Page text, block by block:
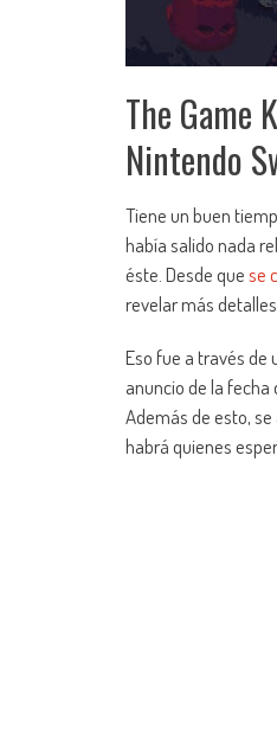
The Game
Nintendo
Tiene un buen
había salido nada
éste. Desde quese
revelar más
Eso fue a través de
anuncio de la fecha
Además de esto,
habrá quienes